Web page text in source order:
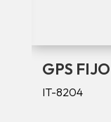
GPS
IT-8204